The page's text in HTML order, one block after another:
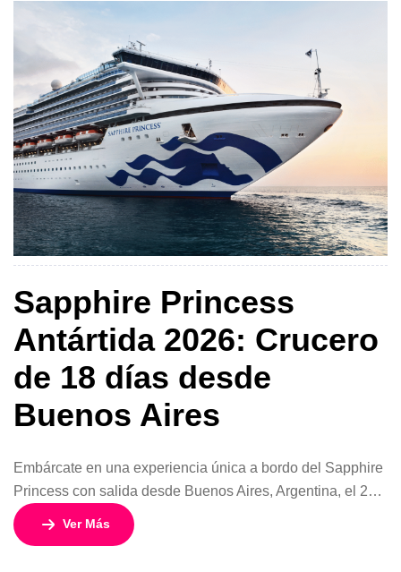
Con […]
Sapphire Princess
Antártida 2026: Crucero
de 18 días desde
Buenos Aires
Embárcate en una experiencia única a bordo del Sapphire
Princess con salida desde Buenos Aires, Argentina, el 25
de enero de 2026. Este itinerario de 18 días y 17 noches
es la oportunidad perfecta para descubrir los paisajes más
Ver Más